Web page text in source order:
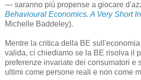
— saranno più propense a giocare
Behavioural Economics. A Very Short
Michelle Baddeley).
Mentre la critica della BE
valida, ci chiediamo se la BE risolva il
preferenze invariate dei consumatori e
ultimi come persone reali e non come